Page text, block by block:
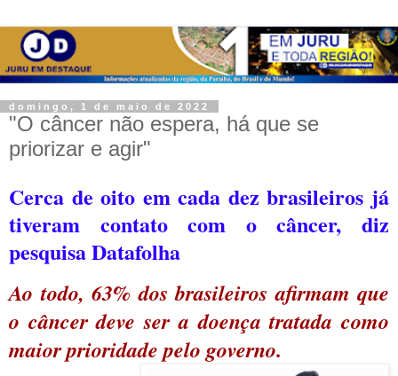
domingo, 1 de maio de 2022
"O câncer não espera, há que se
priorizar e agir"
Cerca de oito em cada dez brasileiros já
tiveram contato com o câncer, diz
pesquisa Datafolha
Ao todo, 63% dos brasileiros afirmam que
o câncer deve ser a doença tratada como
maior prioridade pelo governo.